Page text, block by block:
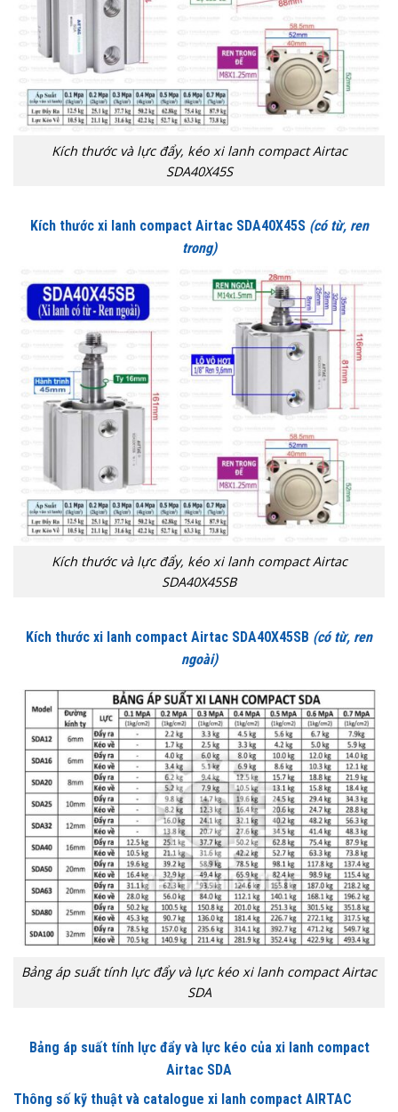
Kích thước và lực đẩy, kéo xi lanh compact Airtac
SDA40X45S
Kích thước xi lanh compact Airtac SDA40X45S(có từ, ren
trong)
Kích thước và lực đẩy, kéo xi lanh compact Airtac
SDA40X45SB
Kích thước xi lanh compact Airtac SDA40X45SB (có từ, ren
ngoài)
Bảng áp suất tính lực đẩy và lực kéo xi lanh compact Airtac
SDA
Bảng áp suất tính lực đẩy và lực kéo của xi lanh compact
Airtac SDA
Thông số kỹ thuật và catalogue xi lanh compact AIRTAC